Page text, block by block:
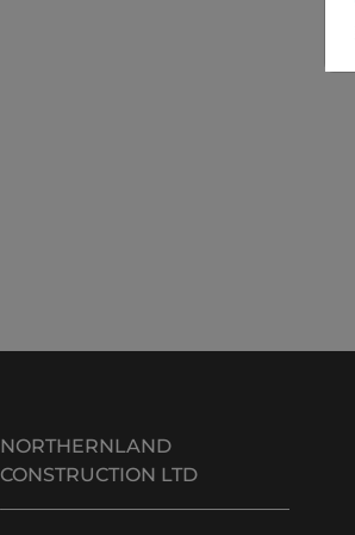
NORTHERNLAND
CONSTRUCTION LTD